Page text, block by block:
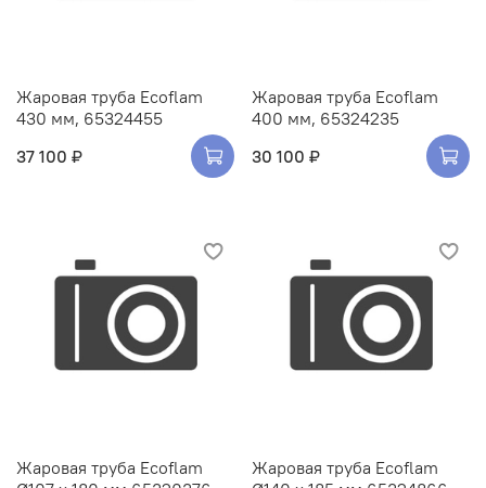
Жаровая труба Ecoflam
430 мм, 65324455
37 100 ₽
Жаровая труба Ecoflam
400 мм, 65324235
30 100 ₽
Жаровая труба Ecoflam
Жаровая труба Ecoflam